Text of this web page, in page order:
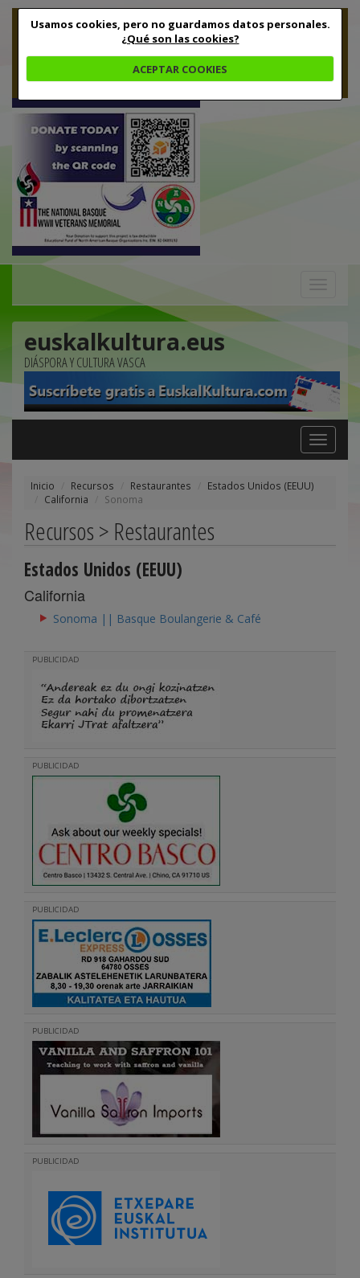
Usamos cookies, pero no guardamos datos personales.
¿Qué son las cookies?
ACEPTAR COOKIES
euskalkultura.eus
DIÁSPORA Y CULTURA VASCA
Toggle
navigation
Inicio Recursos Restaurantes
Estados Unidos (EEUU)
California
Sonoma
Recursos > Restaurantes
Estados Unidos (EEUU)
California
Sonoma || Basque Boulangerie & Café
PUBLICIDAD
PUBLICIDAD
PUBLICIDAD
PUBLICIDAD
PUBLICIDAD